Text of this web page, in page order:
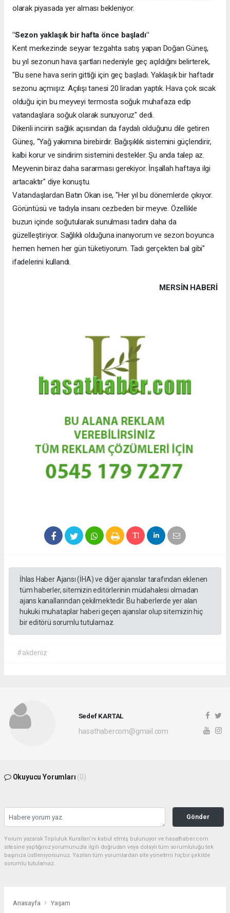
olarak piyasada yer alması bekleniyor.
"Sezon yaklaşık bir hafta önce başladı"
Kent merkezinde seyyar tezgahta satış yapan Doğan Güneş,
bu yıl sezonun hava şartları nedeniyle geç açıldığını belirterek,
"Bu sene hava serin gittiği için geç başladı. Yaklaşık bir haftadır
sezonu açmışız. Açılışı tanesi 20 liradan yaptık. Hava çok sıcak
olduğu için bu meyveyi termosta soğuk muhafaza edip
vatandaşlara soğuk olarak sunuyoruz" dedi.
Dikenli incirin sağlık açısından da faydalı olduğunu dile getiren
Güneş, "Yağ yakımına birebirdir. Bağışıklık sistemini güçlendirir,
kalbi korur ve sindirim sistemini destekler. Şu anda talep az.
Meyvenin biraz daha sararması gerekiyor. İnşallah haftaya ilgi
artacaktır" diye konuştu.
Vatandaşlardan Batın Okan ise, "Her yıl bu dönemlerde çıkıyor.
Görüntüsü ve tadıyla insanı cezbeden bir meyve. Özellikle
buzun içinde soğutularak sunulması tadını daha da
güzelleştiriyor. Sağlıklı olduğuna inanıyorum ve sezon boyunca
hemen hemen her gün tüketiyorum. Tadı gerçekten bal gibi"
ifadelerini kullandı.
MERSIN HABERİ
İhlas Haber Ajansı (İHA) ve diğer ajanslar tarafından eklenen
tüm haberler, sitemizin editörlerinin müdahalesi olmadan
ajans kanallarından çekilmektedir. Bu haberlerde yer alan
hukuki muhataplar haberi geçen ajanslar olup sitemizin hiç
bir editörü sorumlu tutulamaz.
#akdeniz
Sedef KARTAL
hasathabercom@gmail.com
Okuyucu Yorumları (0)
Gönder
Yorum yazarak Topluluk Kuralları’nı kabul etmiş bulunuyor ve hasathaber.com
sitesine yaptığınız yorumunuzla ilgili doğrudan veya dolaylı tüm sorumluluğu tek
başınıza üstleniyorsunuz. Yazılan tüm yorumlardan site yönetimi hiçbir şekilde
sorumlu tutulamaz.
Anasayfa Yaşam